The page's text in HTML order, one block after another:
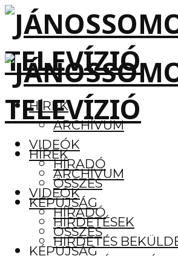
HÍREK
ARCHÍVUM
VIDEÓK
HÍRADÓ
ÖSSZES
KÉPÚJSÁG
HIRDETÉSEK
HIRDETÉS
HÍREK
ARCHÍVUM
VIDEÓK
HÍRADÓ
ÖSSZES
KÉPÚJSÁG